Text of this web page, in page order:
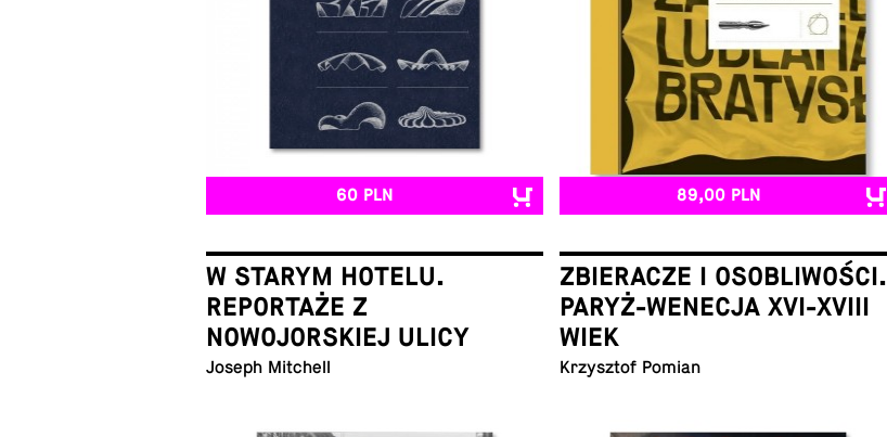
60 PLN 89,00 PLN
W STARYM HOTELU.
REPORTAŻE Z
NOWOJORSKIEJ ULICY
Joseph Mitchell
ZBIERACZE I OSOBLIWOŚCI.
PARYŻ-WENECJA XVI-XVIII
WIEK
Krzysz­tof Pomian